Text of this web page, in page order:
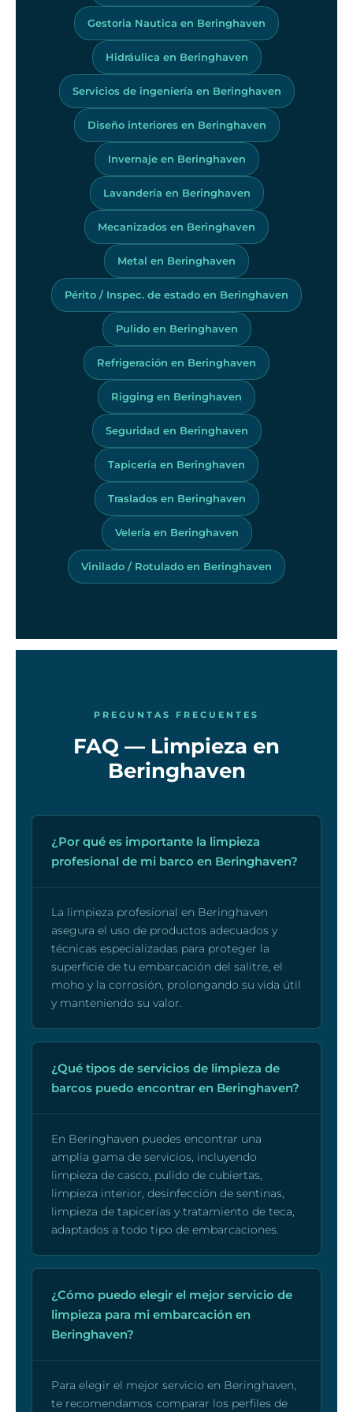
Gestoria Nautica en Beringhaven
Hidráulica en Beringhaven
Servicios de ingeniería en Beringhaven
Diseño interiores en Beringhaven
Invernaje en Beringhaven
Lavandería en Beringhaven
Mecanizados en Beringhaven
Metal en Beringhaven
Périto / Inspec. de estado en Beringhaven
Pulido en Beringhaven
Refrigeración en Beringhaven
Rigging en Beringhaven
Seguridad en Beringhaven
Tapicería en Beringhaven
Traslados en Beringhaven
Velería en Beringhaven
Vinilado / Rotulado en Beringhaven
PREGUNTAS FRECUENTES
FAQ — Limpieza en
Beringhaven
¿Por qué es importante la limpieza
profesional de mi barco en Beringhaven?
La limpieza profesional en Beringhaven
asegura el uso de productos adecuados y
técnicas especializadas para proteger la
superficie de tu embarcación del salitre, el
moho y la corrosión, prolongando su vida útil
y manteniendo su valor.
¿Qué tipos de servicios de limpieza de
barcos puedo encontrar en Beringhaven?
En Beringhaven puedes encontrar una
amplia gama de servicios, incluyendo
limpieza de casco, pulido de cubiertas,
limpieza interior, desinfección de sentinas,
limpieza de tapicerías y tratamiento de teca,
adaptados a todo tipo de embarcaciones.
¿Cómo puedo elegir el mejor servicio de
limpieza para mi embarcación en
Beringhaven?
Para elegir el mejor servicio en Beringhaven,
te recomendamos comparar los perfiles de